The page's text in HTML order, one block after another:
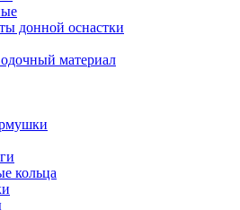
донной оснастки
материал
кольца